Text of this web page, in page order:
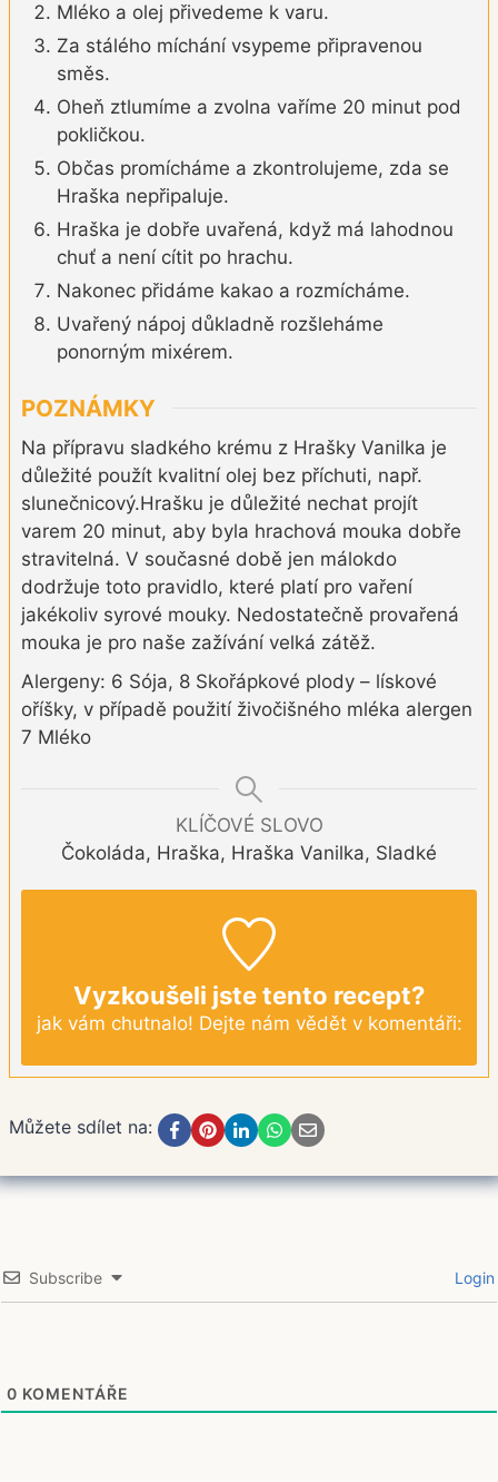
Mléko a olej přivedeme k varu.
Za stálého míchání vsypeme připravenou
směs.
Oheň ztlumíme a zvolna vaříme 20 minut pod
pokličkou.
Občas promícháme a zkontrolujeme, zda se
Hraška nepřipaluje.
Hraška je dobře uvařená, když má lahodnou
chuť a není cítit po hrachu.
Nakonec přidáme kakao a rozmícháme.
Uvařený nápoj důkladně rozšleháme
ponorným mixérem.
POZNÁMKY
Na přípravu sladkého krému z Hrašky Vanilka je
důležité použít kvalitní olej bez příchuti, např.
slunečnicový.Hrašku je důležité nechat projít
varem 20 minut, aby byla hrachová mouka dobře
stravitelná. V současné době jen málokdo
dodržuje toto pravidlo, které platí pro vaření
jakékoliv syrové mouky. Nedostatečně provařená
mouka je pro naše zažívání velká zátěž.
Alergeny: 6 Sója, 8 Skořápkové plody – lískové
oříšky, v případě použití živočišného mléka alergen
7 Mléko
KLÍČOVÉ SLOVO
Čokoláda, Hraška, Hraška Vanilka, Sladké
Vyzkoušeli jste tento recept?
jak vám chutnalo! Dejte nám vědět v komentáři:
Můžete sdílet na:
Subscribe Login
0 KOMENTÁŘE